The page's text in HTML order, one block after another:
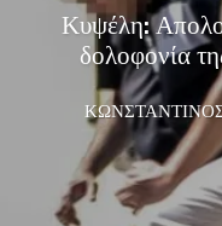
Κυψέλη:
δολοφονία